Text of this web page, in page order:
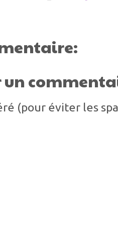
un
(pour éviter les